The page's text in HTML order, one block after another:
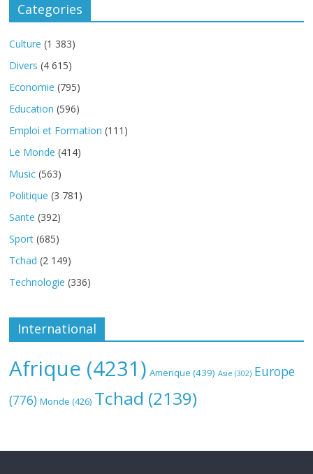
Categories
Culture (1 383)
Divers (4 615)
Economie (795)
Education (596)
Emploi et Formation (111)
Le Monde (414)
Music (563)
Politique (3 781)
Sante (392)
Sport (685)
Tchad (2 149)
Technologie (336)
International
Afrique (4231) Amerique (439) Asie (302) Europe
(776) Monde (426) Tchad (2139)